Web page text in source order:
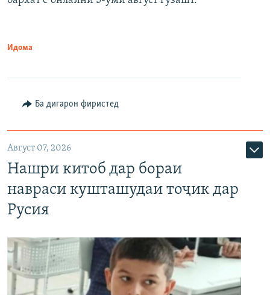
Идома
Ба дигарон фиристед
Август 07, 2026
Нашри китоб дар бораи
навраси кушташудаи тоҷик дар
Русия